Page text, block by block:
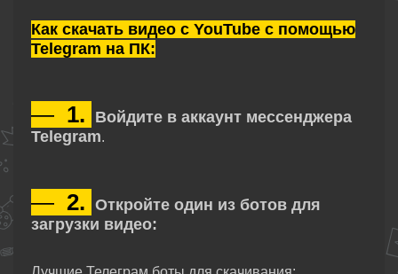
Как скачать видео с YouTube с помощью
Telegram на ПК:
— 1.
Войдите в аккаунт мессенджера
Telegram.
— 2. Откройте один из ботов для
загрузки видео: